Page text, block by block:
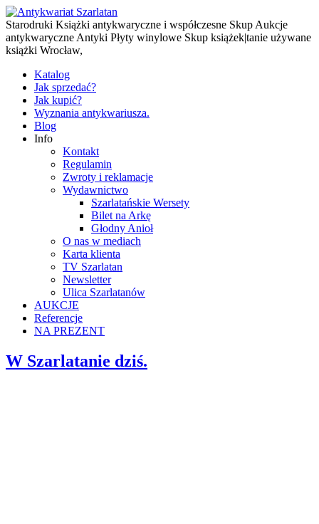
Starodruki Książki antykwaryczne i współczesne Skup Aukcje
antykwaryczne Antyki Płyty winylowe Skup książek|tanie używane
książki Wrocław,
Katalog
Jak sprzedać?
Jak kupić?
Wyznania antykwariusza.
Blog
Info
Kontakt
Regulamin
Zwroty i reklamacje
Wydawnictwo
Szarlatańskie Wersety
Bilet na Arkę
Głodny Anioł
O nas w mediach
Karta klienta
TV Szarlatan
Newsletter
Ulica Szarlatanów
AUKCJE
Referencje
NA PREZENT
W Szarlatanie dziś.